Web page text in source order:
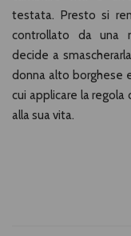
testata. Presto si
controllato da una
decide a
donna alto borghese
cui applicare la regola
alla sua vita.